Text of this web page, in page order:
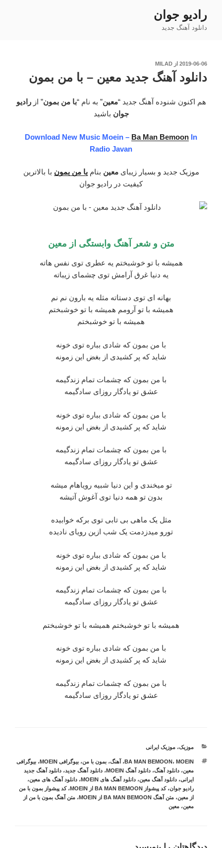
محتوا
رادیو جوان
دانلود آهنگ جدید
نوشته‌شده
2019-06-06 از MILAD
دانلود آهنگ جدید معین – با من بمون
هم اکنون شنوده آهنگ جدید “معین” به نام “با من بمون” ازرادیو
جوان باشید
Download New Music Moein – Ba Man Bemoon In
Radio Javan
موزیک جدید و بسیار زیبایمعین بنامبا من بمون با بالاترین
کیفیت در رادیو جوان
متن و شعر آهنگ وابستگی از معین
همیشه با تو خوشبختم یه عطری توی نفس هاته
یه دنیا غرق آرامش توی چشمای زیباته
بهانه ای توی دستاته مثله یه بارون نم نم
همیشه با تو آرومم همیشه با تو خوشبختم
همیشه با تو خوشبختم
با من بمون که شادی بباره توی خونه
شاید که پر کشیدی از بغض این زمونه
با من بمون که چشمات تمام زندگیمه
عشق تو یادگار روزای سادگیمه
با من بمون که شادی بباره توی خونه
شاید که پر کشیدی از بغض این زمونه
با من بمون که چشمات تمام زندگیمه
عشق تو یادگار روزای سادگیمه
تو میخندی و این دنیا شبیه رویاهام میشه
بدون تو همه دنیا توی آغوش آتیشه
مثل یک ماهی بی تابی توی برکه خوابیده
تورو میدزدمت یک شب ازین رویای نادیده
با من بمون که شادی بباره توی خونه
شاید که پر کشیدی از بغض این زمونه
با من بمون که چشمات تمام زندگیمه
عشق تو یادگار روزای سادگیمه
همیشه با تو خوشبختم همیشه با تو خوشبختم
با من بمون که شادی بباره توی خونه
شاید که پر کشیدی از بغض این زمونه
با من بمون که چشمات تمام زندگیمه
عشق تو یادگار روزای سادگیمه
دسته‌ها
موزیک،موزیک ایرانی
برچسب‌هاBA MAN BEMOON ، MOEIN ، آهنگ،بمون با من،بیوگرافی MOEIN ،بیوگرافی
معین،دانلود آهنگ،دانلود آهنگ MOEIN ،دانلود آهنگ جدید،دانلود آهنگ جدید
ایرانی،دانلود آهنگ معین،دانلود آهنگ های MOEIN ،دانلود آهنگ های معین،
رادیو جوان،کد پیشواز BA MAN BEMOON از MOEIN ،کد پیشواز بمون با من
از معین،متن آهنگ BA MAN BEMOON از MOEIN ،متن آهنگ بمون با من از
معین،معین